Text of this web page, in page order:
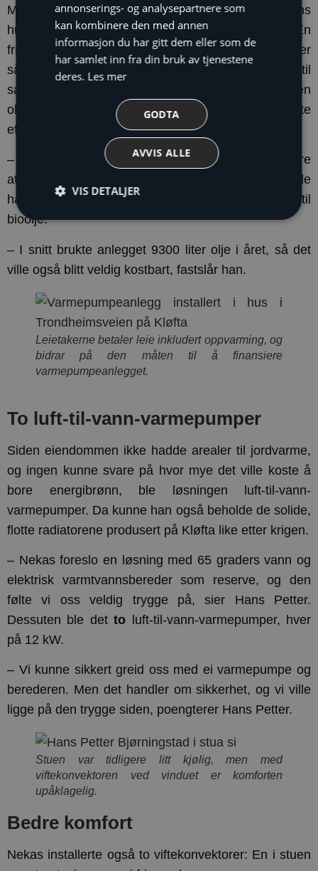
Midt i Kløfta sentrum ligger Bjørningstad-familiens
hus fra 1882 og flere bygninger i et pent gårdstun. En
frisørsalong, et rammeverksted og to utleieleiligheter
så vel som egen leilighet over to etasjer er koblet til
samme sentralvarmeanlegg. I en årrekke hadde en
oljefyr sørget for varmen, men den begynte å bli lite
effektiv og kreve mye vedlikehold.
– Siden vi har flere leietakere, kunne jeg ikke risikere
at varmen forsvant, poengterer Hans Petter. Han ville
ha en robust løsning, og utelukke det å gå over til
bioolje.
– I snitt brukte anlegget 9300 liter olje i året, så det
ville også blitt veldig kostbart, fastslår han.
Leietakerne betaler leie inkludert oppvarming, og
bidrar på den måten til å finansiere
varmepumpeanlegget.
To luft-til-vann-varmepumper
Siden eiendommen ikke hadde arealer til jordvarme,
og ingen kunne svare på hvor mye det ville koste å
bore energibrønn, ble løsningen luft-til-vann-
varmepumper. Da kunne han også beholde de solide,
flotte radiatorene produsert på Kløfta like etter krigen.
– Nekas foreslo en løsning med 65 graders vann og
elektrisk varmtvannsbereder som reserve, og den
følte vi oss veldig trygge på, sier Hans Petter.
Dessuten ble detto luft-til-vann-varmepumper, hver
på 12 kW.
– Vi kunne sikkert greid oss med ei varmepumpe og
berederen. Men det handler om sikkerhet, og vi ville
ligge på den trygge siden, poengterer Hans Petter.
Stuen var tidligere litt kjølig, men med
viftekonvektoren ved vinduet er komforten
upåklagelig.
Bedre komfort
Nekas installerte også to viftekonvektorer: En i stuen
annonserings- og analysepartnere som
kan kombinere den med annen
informasjon du har gitt dem eller som de
har samlet inn fra din bruk av tjenestene
deres. Les mer
GODTA
AVVIS ALLE
VIS DETALJER